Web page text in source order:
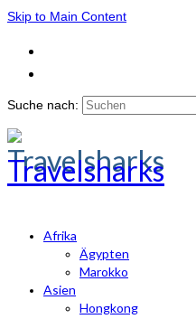
Skip to Main Content
Suche nach:
Travelsharks
Afrika
Ägypten
Marokko
Asien
Hongkong